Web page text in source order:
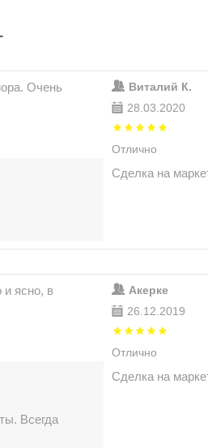
Очень
Виталий К.
28.03.2020
Отлично
Сделка на
и ясно, в
Всегда
Акерке
26.12.2019
Отлично
Сделка на